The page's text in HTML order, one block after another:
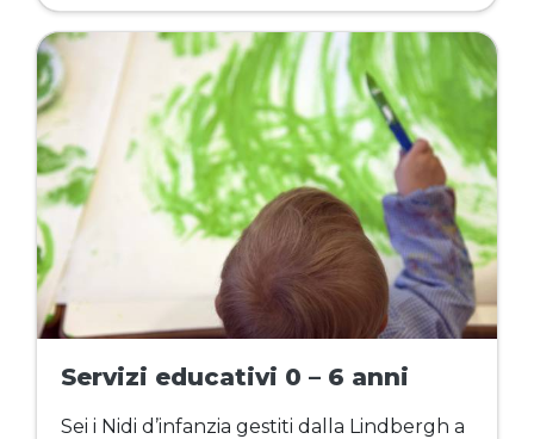
Servizi educativi 0 – 6 anni
Sei i Nidi d’infanzia gestiti dalla Lindbergh a